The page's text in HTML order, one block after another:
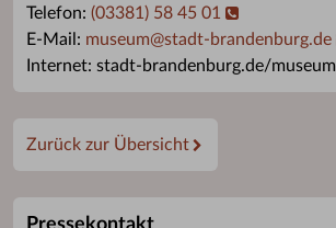
Telefon: (03381) 58 45 01
E-Mail: museum@stadt-brandenburg.de
Internet: stadt-brandenburg.de/museum
Zurück zur Übersicht